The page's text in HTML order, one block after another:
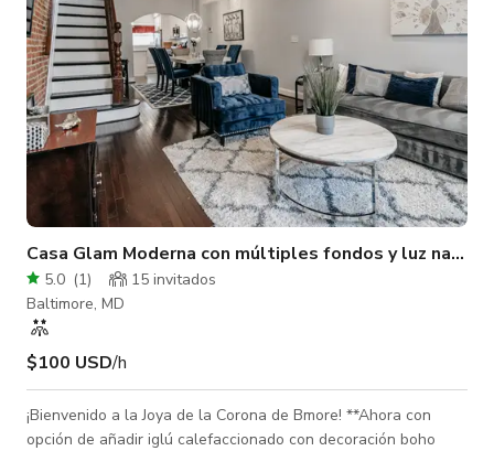
Casa Glam Moderna con múltiples fondos y luz natural
5.0 (1)
15 invitados
Baltimore, MD
$100 USD/h
¡Bienvenido a la Joya de la Corona de Bmore! **Ahora con
opción de añadir iglú calefaccionado con decoración boho